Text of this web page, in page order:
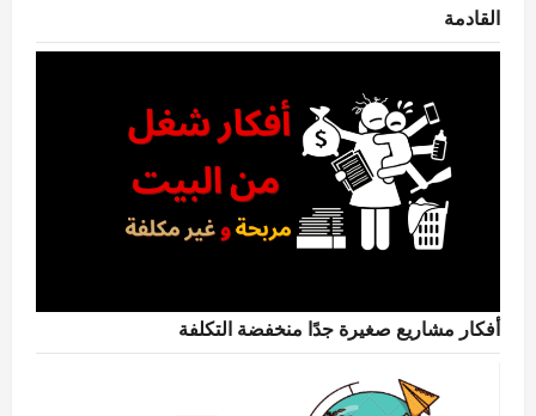
القادمة
أفكار مشاريع صغيرة جدًا منخفضة التكلفة